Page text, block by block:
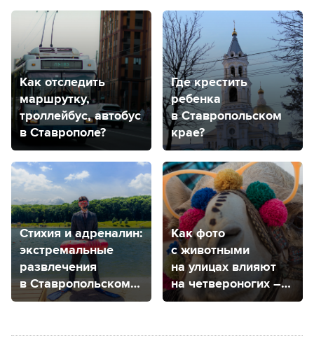
Как отследить
маршрутку,
троллейбус, автобус
в Ставрополе?
Где крестить
ребенка
в Ставропольском
крае?
Стихия и адреналин:
экстремальные
развлечения
в Ставропольском
крае
Как фото
с животными
на улицах влияют
на четвероногих –
рассказала
из Ставрополя